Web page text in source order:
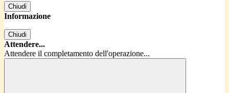
Chiudi
Informazione
Chiudi
Attendere...
Attendere il completamento dell'operazione...